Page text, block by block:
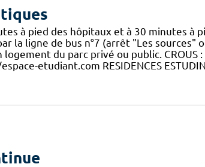
à pied des hôpitaux et à 30 minutes à
la ligne de bus n°7 (arrêt "Les sources"
logement du parc privé ou public. CROUS
etudiant.com RESIDENCES